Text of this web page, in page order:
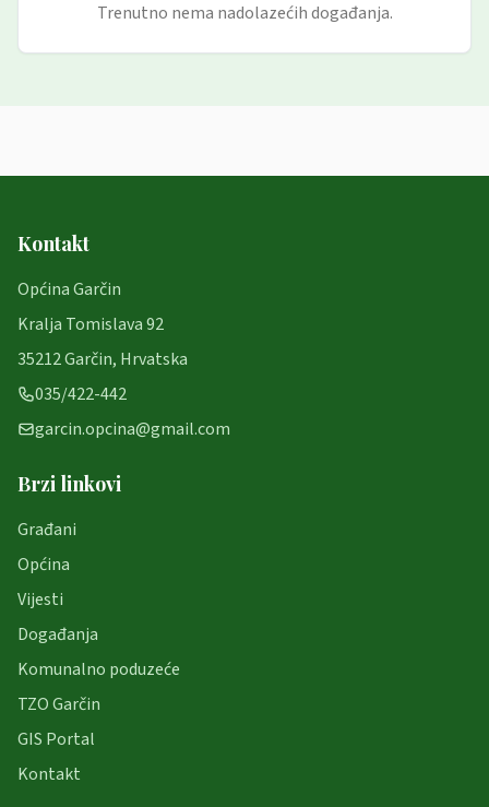
Trenutno nema nadolazećih događanja.
Kontakt
Općina Garčin
Kralja Tomislava 92
35212 Garčin, Hrvatska
035/422-442
garcin.opcina@gmail.com
Brzi linkovi
Građani
Općina
Vijesti
Događanja
Komunalno poduzeće
TZO Garčin
GIS Portal
Kontakt